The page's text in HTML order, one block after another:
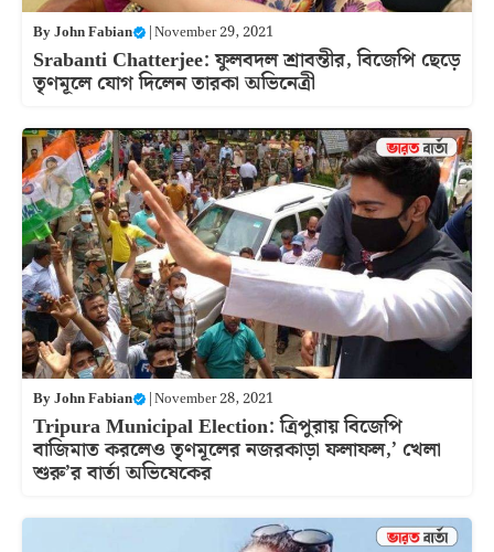
ByJohn Fabian |November 29, 2021
Srabanti Chatterjee: ফুলবদল শ্রাবন্তীর, বিজেপি ছেড়ে
তৃণমূলে যোগ দিলেন তারকা অভিনেত্রী
ByJohn Fabian |November 28, 2021
Tripura Municipal Election: ত্রিপুরায় বিজেপি
বাজিমাত করলেও তৃণমূলের নজরকাড়া ফলাফল,’ খেলা
শুরু’র বার্তা অভিষেকের